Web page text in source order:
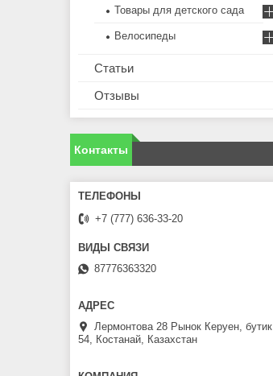
Товары для детского сада
Велосипеды
Статьи
Отзывы
Контакты
+7 (777) 636-33-20
87776363320
Лермонтова 28 Рынок Керуен, бутик
54, Костанай, Казахстан